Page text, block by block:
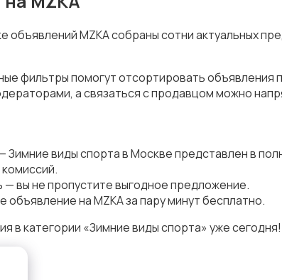
MZKA собраны сотни актуальных
фильтры помогут отсортировать объявления
а связаться с продавцом можно
виды спорта в Москве представлен в
вы не пропустите выгодное предложение.
на MZKA за пару минут бесплатно.
в категории «Зимние виды спорта» уже сегодня!